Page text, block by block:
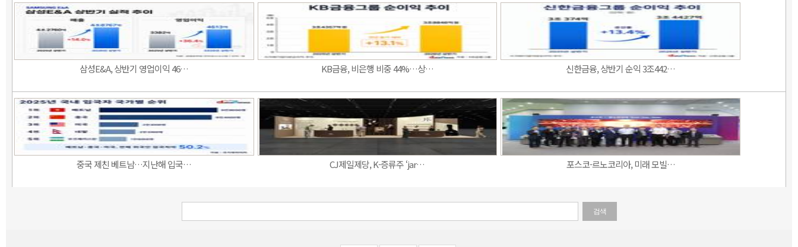
삼성E&A, 상반기 영업이익 46… KB금융, 비은행 비중 44%…상… 신한금융, 상반기 순익 3조442…
중국 제친 베트남…지난해 입국… CJ제일제당, K-증류주 ‘jar… 포스코-르노코리아, 미래 모빌…
검색